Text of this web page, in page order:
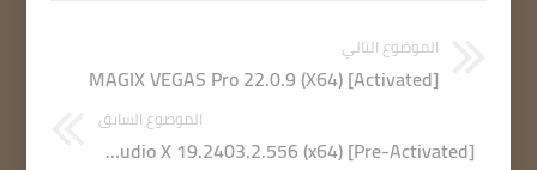
الموضوع التالي
MAGIX VEGAS Pro 22.0.9 (X64) [Activated]
الموضوع السابق
Zoner Photo Studio X 19.2403.2.556 (x64) [Pre-Activated]